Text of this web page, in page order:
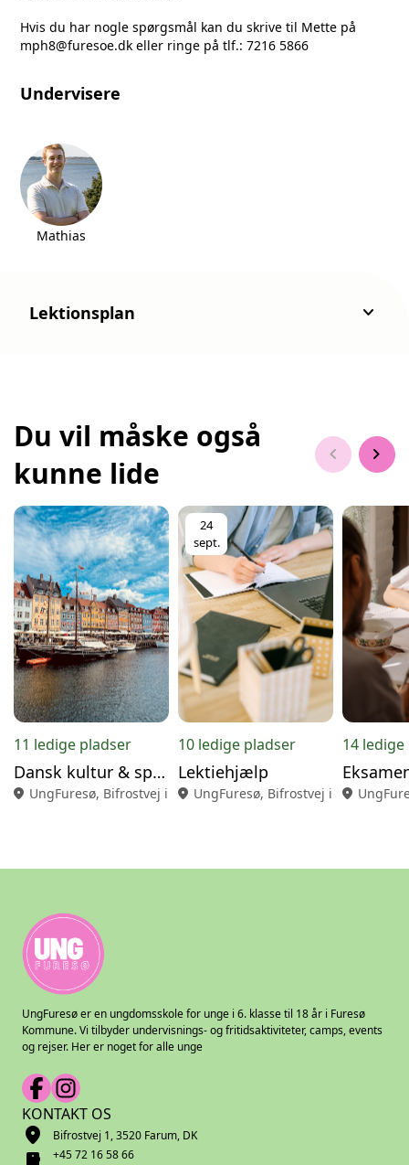
Hvis du har nogle spørgsmål kan du skrive til Mette på
mph8@furesoe.dk eller ringe på tlf.: 7216 5866
Undervisere
Mathias
Lektionsplan keyboard_arrow_down
Du vil måske også
kunne lide
chevron_left chevron_right
11 ledige pladser
Dansk kultur & sprog
location_on UngFuresø, Bifrostvej i Farum
24
sept.
10 ledige pladser
Lektiehjælp
location_on UngFuresø, Bifrostvej i Farum
14
location_on
UngFuresø er en ungdomsskole for unge i 6. klasse til 18 år i Furesø
Kommune. Vi tilbyder undervisnings- og fritidsaktiviteter, camps, events
og rejser. Her er noget for alle unge
KONTAKT OS
location_on Bifrostvej 1, 3520 Farum, DK
+45 72 16 58 66